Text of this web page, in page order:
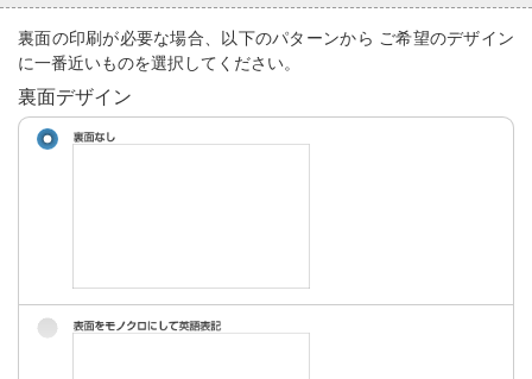
裏面の印刷が必要な場合、以下のパターンから ご希望のデザイン
に一番近いものを選択してください。
裏面デザイン